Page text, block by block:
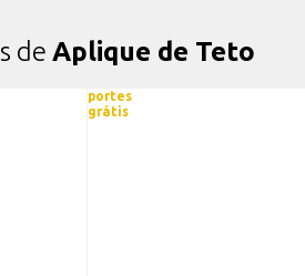
de Aplique de Teto
portes
grátis